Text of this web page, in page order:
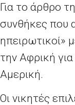
Για το άρθρο
συνθήκες που
ηπειρωτικοί»
την Αφρική
Αμερική.
Οι νικητές